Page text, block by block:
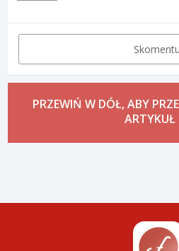
Skomentuj